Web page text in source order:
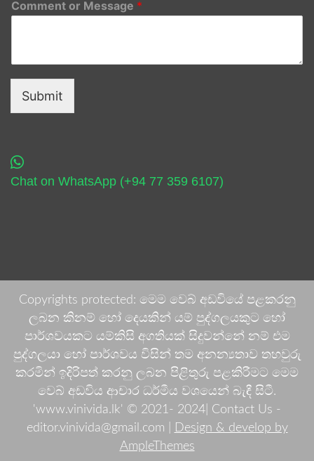
Comment or Message *
Submit
Chat on WhatsApp (+94 77 359 6107)
Copyrights protected: මෙම වෙබ් අඩවියේ පළකරනු
ලබන කිනම් හෝ දෙයකින් යම් පුද්ගලයකුට හෝ
පාර්ශවයකට යම්කිසි අගතියක් සිදුවන්නේ නම් එම
පුද්ගලයා හෝ පාර්ශවය විසින් තම අනන්‍යතාව තහවුරු
කරමින් ඉදිරිපත් කරනු ලබන පිළිතුරු පළකිරීමට මෙම
වෙබ් අඩවිය ආචාර ධර්මීය වශයෙන් බැඳී සිටී.
'www.vinivida.lk' © 2021- 2024| Contact Us -
editor.vinivida@gmail.com |
Design & develop by
AmpleThemes